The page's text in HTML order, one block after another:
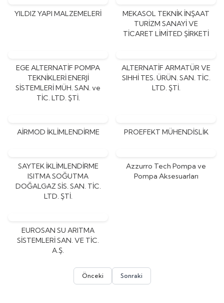
YILDIZ YAPI MALZEMELERİ
MEKASOL TEKNİK İNŞAAT
TURİZM SANAYİ VE
TİCARET LİMİTED ŞİRKETİ
EGE ALTERNATİF POMPA
TEKNİKLERİ ENERJİ
SİSTEMLERİ MÜH. SAN. ve
TİC. LTD. ŞTİ.
ALTERNATİF ARMATÜR VE
SIHHİ TES. ÜRÜN. SAN. TİC.
LTD. ŞTİ.
AİRMOD İKLİMLENDİRME PROEFEKT MÜHENDİSLİK
SAYTEK İKLİMLENDİRME
ISITMA SOĞUTMA
DOĞALGAZ SİS. SAN. TİC.
LTD. ŞTİ.
Azzurro Tech Pompa ve
Pompa Aksesuarları
EUROSAN SU ARITMA
SİSTEMLERİ SAN. VE TİC.
A.Ş.
Önceki Sonraki